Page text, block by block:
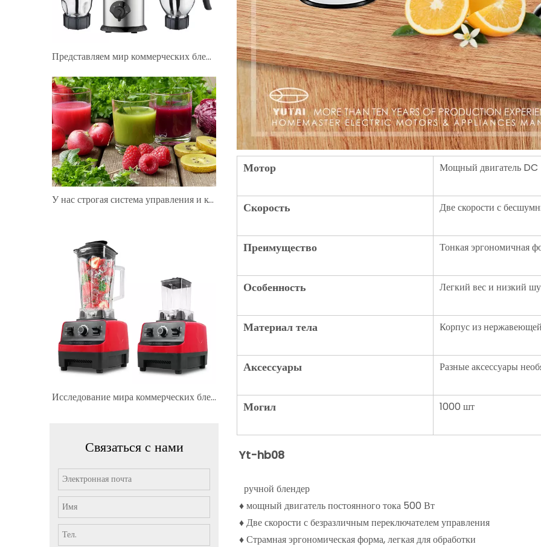
Представляем мир коммерческих блендеров, мини-блендеров и ручных блендеров KitchenAid
У нас строгая система управления и контроля.
Исследование мира коммерческих блендеров
Связаться с нами
Мотор Мощный двигатель
Скорость Две скорости с
Преимущество Тонкая эргономичная
Особенность Легкий вес и низкий
Материал тела Корпус из
Аксессуары Разные аксессуары
Могил 1000 шт
Yt-hb08
ручной блендер
♦ мощный двигатель постоянного тока 500 Вт
♦ Две скорости с безразличным переключателем управления
♦ Страмная эргономическая форма, легкая для обработки